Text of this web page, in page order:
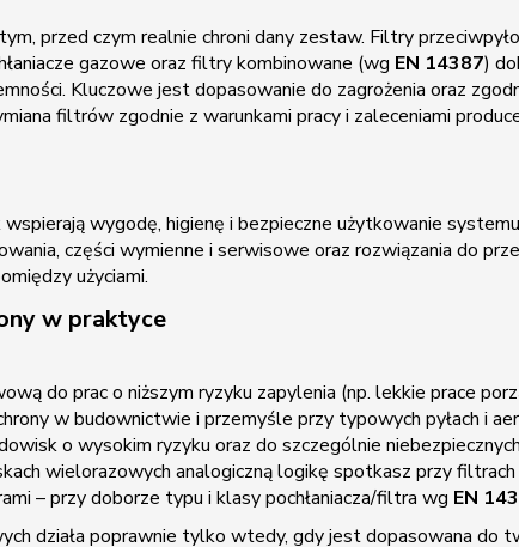
przed czym realnie chroni dany zestaw. Filtry
gazowe oraz filtry kombinowane (wg EN 14387)
Kluczowe jest dopasowanie do zagrożenia oraz
filtrów zgodnie z warunkami pracy i zaleceniami
wspierają wygodę, higienę i bezpieczne użytkowanie
części wymienne i serwisowe oraz rozwiązania do
użyciami.
w praktyce
do prac o niższym ryzyku zapylenia (np. lekkie prace
w budownictwie i przemyśle przy typowych pyłach i
o wysokim ryzyku oraz do szczególnie
wielorazowych analogiczną logikę spotkasz przy
– przy doborze typu i klasy pochłaniacza/filtra wg EN
działa poprawnie tylko wtedy, gdy jest dopasowana do